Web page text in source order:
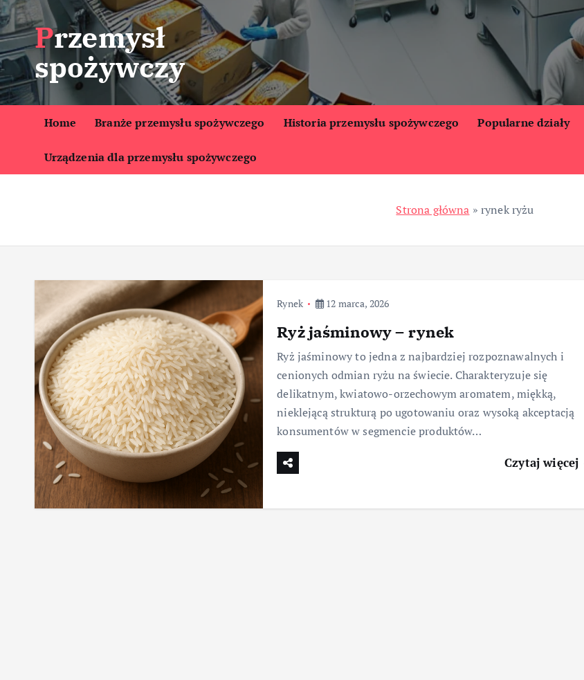
S
k
i
p
t
o
t
Przemysł
spożywczy
Home Branże przemysłu spożywczego Historia przemysłu spożywczego Popularne działy
Urządzenia dla przemysłu spożywczego
Strona główna » rynek ryżu
Rynek 12 marca, 2026
Ryż jaśminowy – rynek
Ryż jaśminowy to jedna z najbardziej rozpoznawalnych i
cenionych odmian ryżu na świecie. Charakteryzuje się
delikatnym, kwiatowo-orzechowym aromatem, miękką,
nieklejącą strukturą po ugotowaniu oraz wysoką akceptacją
konsumentów w segmencie produktów…
Czytaj więcej